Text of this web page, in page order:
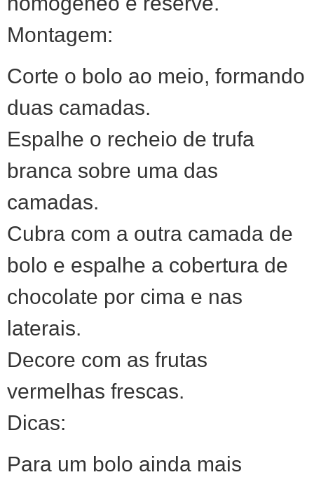
Montagem:
Corte o bolo ao meio, formando
duas camadas.
Espalhe o recheio de trufa
branca sobre uma das
camadas.
Cubra com a outra camada de
bolo e espalhe a cobertura de
chocolate por cima e nas
laterais.
Decore com as frutas
vermelhas frescas.
Dicas:
Para um bolo ainda mais